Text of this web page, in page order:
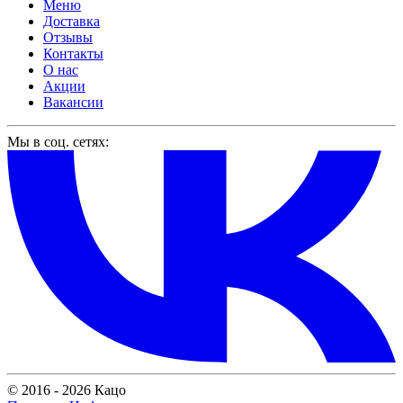
Меню
Доставка
Отзывы
Контакты
О нас
Акции
Вакансии
Мы в соц. сетях:
© 2016 - 2026 Кацо